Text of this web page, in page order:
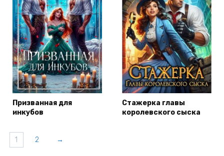
Призванная для
инкубов
Стажерка главы
королевского сыска
1 2 →